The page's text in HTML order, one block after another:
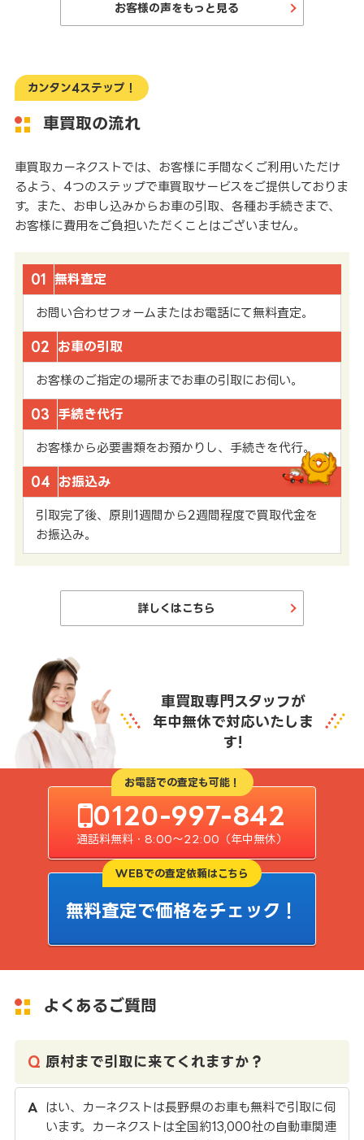
お客様の声をもっと見る
カンタン4ステップ！
車買取の流れ
車買取カーネクストでは、お客様に手間なくご利用いただけ
るよう、4つのステップで車買取サービスをご提供しておりま
す。また、お申し込みからお車の引取、各種お手続きまで、
お客様に費用をご負担いただくことはございません。
01 無料査定
お問い合わせフォームまたはお電話にて無料査定。
02 お車の引取
お客様のご指定の場所までお車の引取にお伺い。
03 手続き代行
お客様から必要書類をお預かりし、手続きを代行。
04 お振込み
引取完了後、原則1週間から2週間程度で買取代金を
お振込み。
詳しくはこちら
車買取専門スタッフが
年中無休で対応いたしま
す!
お電話での査定も可能！
0120-997-842
通話料無料・8:00〜22:00（年中無休）
WEBでの査定依頼はこちら
無料査定で価格をチェック！
よくあるご質問
原村まで引取に来てくれますか？
はい、カーネクストは長野県のお車も無料で引取に伺
います。カーネクストは全国約13,000社の自動車関連